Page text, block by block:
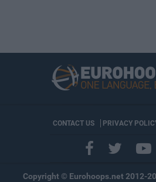
CONTACT US PRIVACY
Copyright © Eurohoops.net 2012-